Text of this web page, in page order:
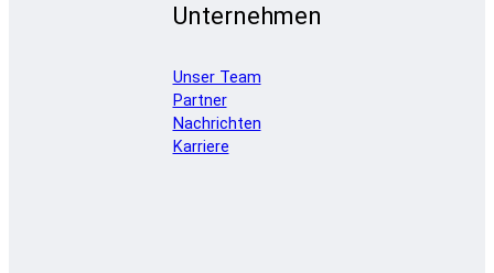
Unternehmen
Unser Team
Partner
Nachrichten
Karriere